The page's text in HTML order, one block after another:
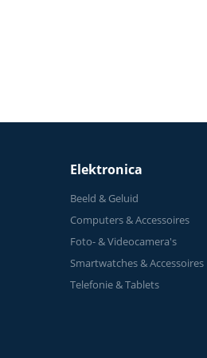
Elektronica
Beeld & Geluid
Computers & Accessoires
Foto- & Videocamera's
Smartwatches & Accessoires
Telefonie & Tablets